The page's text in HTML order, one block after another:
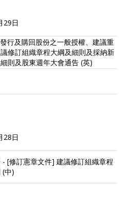
29日
行及購回股份之一般授權、建議重
修訂組織章程大綱及細則及採納新
則及股東週年大會通告 (英)
28日
- [修訂憲章文件] 建議修訂組織章程
(中)